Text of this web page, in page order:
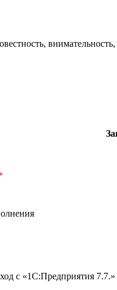
с «1С:Предприятия